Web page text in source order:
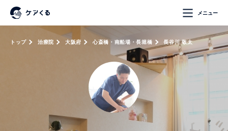
メニュー
トップ 治療院 大阪府 心斎橋・南船場・長堀橋 長谷川 敬太